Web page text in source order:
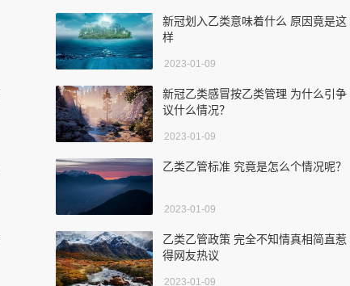
新冠划入乙类意味着什么 原因竟是这
样
2023-01-09
新冠乙类感冒按乙类管理 为什么引争
议什么情况？
2023-01-09
乙类乙管标准 究竟是怎么个情况呢？
2023-01-09
乙类乙管政策 完全不知情真相简直惹
得网友热议
2023-01-09